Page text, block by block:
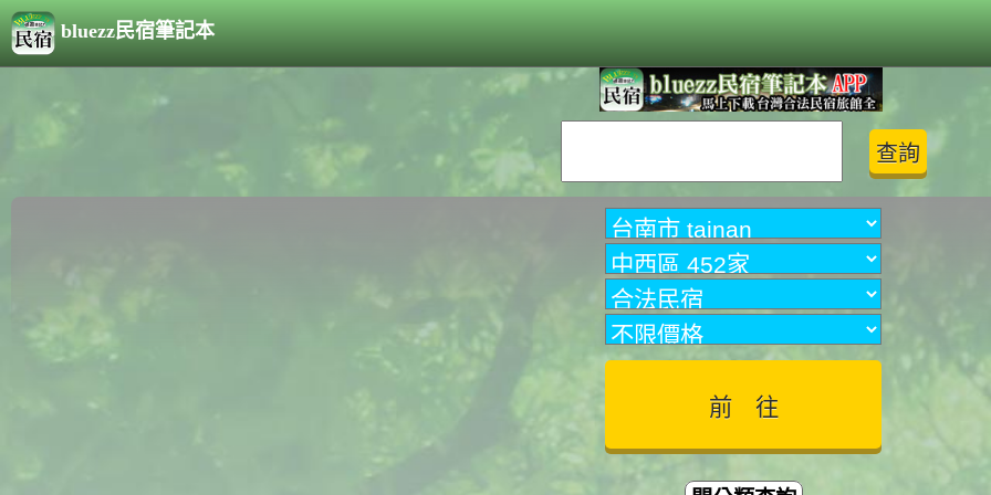
bluezz民宿筆記本